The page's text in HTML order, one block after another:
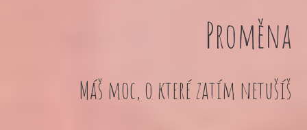
Proměna
Máš moc, o které zatím netušíš